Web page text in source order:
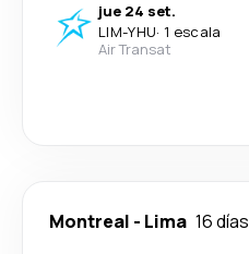
jue 24 set.
LIM-YHU· 1 escala
Air Transat
Montreal - Lima 16 días